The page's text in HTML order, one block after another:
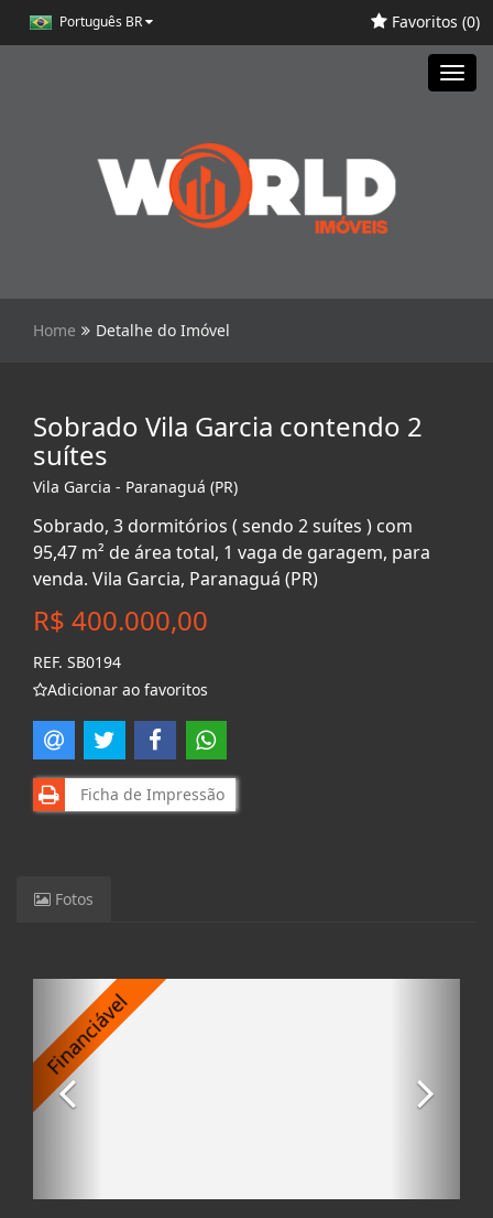
Português BR Favoritos (0)
Home Detalhe do Imóvel
Sobrado Vila Garcia contendo 2
suítes
Vila Garcia - Paranaguá (PR)
Sobrado, 3 dormitórios ( sendo 2 suítes ) com
95,47 m² de área total, 1 vaga de garagem, para
venda. Vila Garcia, Paranaguá (PR)
R$ 400.000,00
REF. SB0194
Adicionar ao favoritos
Ficha de Impressão
Fotos